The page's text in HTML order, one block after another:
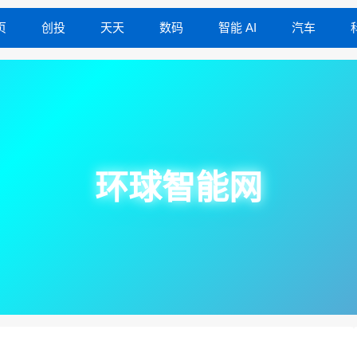
创投 天天 数码 智能 AI 汽车
环球智能网